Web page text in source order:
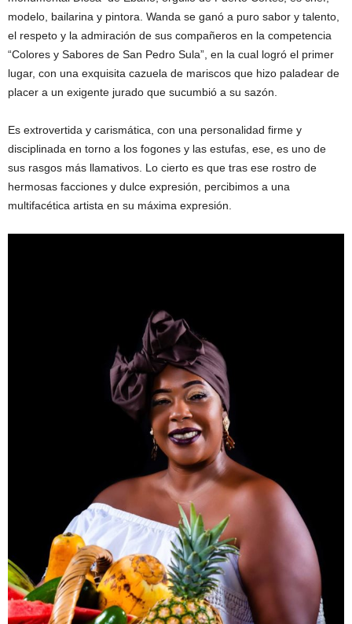
modelo, bailarina y pintora. Wanda se ganó a puro sabor y talento,
el respeto y la admiración de sus compañeros en la competencia
“Colores y Sabores de San Pedro Sula”, en la cual logró el primer
lugar, con una exquisita cazuela de mariscos que hizo paladear de
placer a un exigente jurado que sucumbió a su sazón.
Es extrovertida y carismática, con una personalidad firme y
disciplinada en torno a los fogones y las estufas, ese, es uno de
sus rasgos más llamativos. Lo cierto es que tras ese rostro de
hermosas facciones y dulce expresión, percibimos a una
multifacética artista en su máxima expresión.